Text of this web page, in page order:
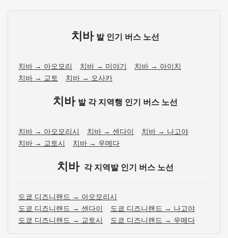
치바 발 인기 버스 노선
치바 → 아오모리 치바 → 미야기
치바 → 아이치
치바 → 교토
치바 → 오사카
치바 발 각 지역행 인기 버스 노선
치바 → 아오모리시 치바 → 센다이
치바 → 나고야
치바 → 교토시
치바 → 우메다
치바 각 지역발 인기 버스 노선
도쿄 디즈니랜드 → 아오모리시
도쿄 디즈니랜드 → 센다이
도쿄 디즈니랜드 → 나고야
도쿄 디즈니랜드 → 교토시
도쿄 디즈니랜드 → 우메다